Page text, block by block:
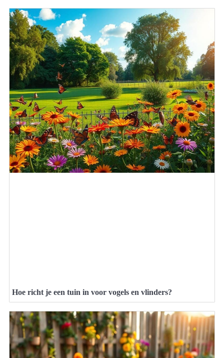
Hoe richt je een tuin in voor vogels en vlinders?